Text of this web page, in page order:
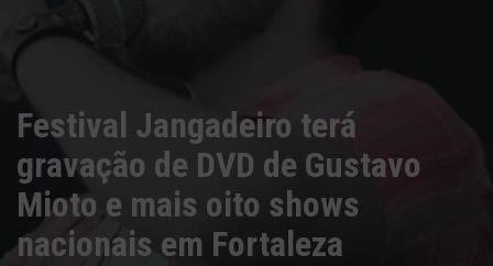
Festival Jangadeiro terá
gravação de DVD de Gustavo
Mioto e mais oito shows
nacionais em Fortaleza